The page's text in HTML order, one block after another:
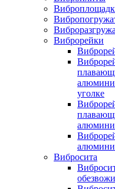
Виброрейки
уголке
Вибросита